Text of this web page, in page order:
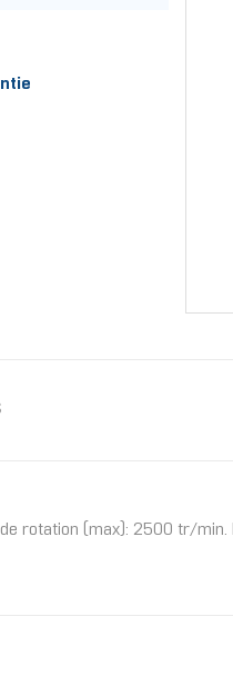
rotation (max): 2500 tr/